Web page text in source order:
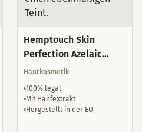
Hemptouch Skin
Perfection Azelaic
Serum
Hautkosmetik
100% legal
Mit Hanfextrakt
Hergestellt in der EU